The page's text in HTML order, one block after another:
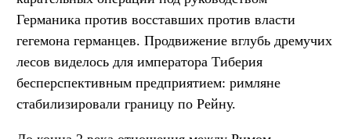
Германика против восставших против власти
гегемона германцев. Продвижение вглубь дремучих
лесов виделось для императора Тиберия
бесперспективным предприятием: римляне
стабилизировали границу по Рейну.